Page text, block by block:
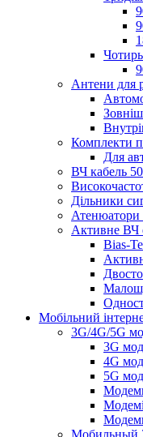
Антени для
Комплекти
Для
ВЧ кабель
Дільники
Активне ВЧ
Bias-
Мобільний
3G/4G/5G
3G
4G
5G
Мобильный